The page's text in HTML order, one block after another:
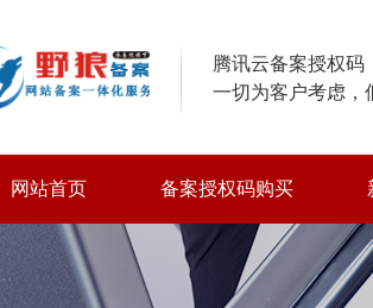
腾讯云备案授权
一切为客户考虑，
网站首页 备案授权码购买